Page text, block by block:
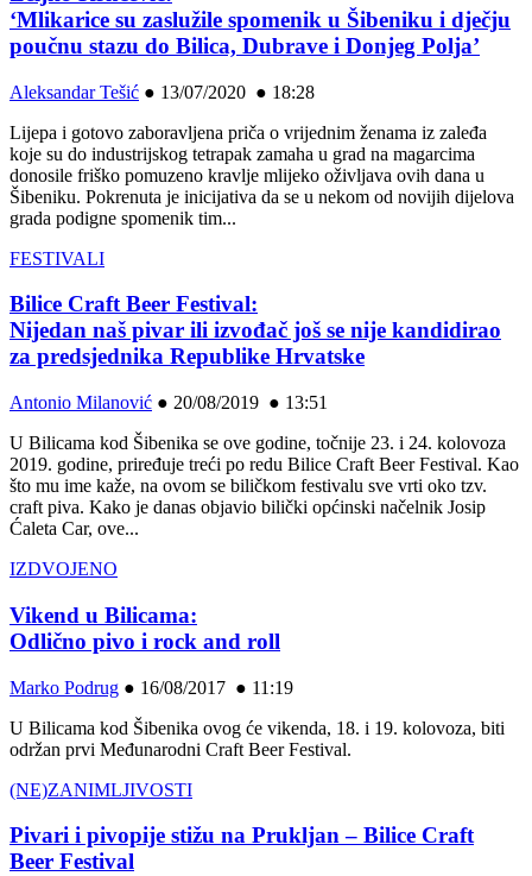
‘Mlikarice su zaslužile spomenik u Šibeniku i dječju
poučnu stazu do Bilica, Dubrave i Donjeg Polja’
Aleksandar Tešić ● 13/07/2020 ● 18:28
Lijepa i gotovo zaboravljena priča o vrijednim ženama iz zaleđa
koje su do industrijskog tetrapak zamaha u grad na magarcima
donosile friško pomuzeno kravlje mlijeko oživljava ovih dana u
Šibeniku. Pokrenuta je inicijativa da se u nekom od novijih dijelova
grada podigne spomenik tim...
FESTIVALI
Bilice Craft Beer Festival:
Nijedan naš pivar ili izvođač još se nije kandidirao
za predsjednika Republike Hrvatske
Antonio Milanović ● 20/08/2019 ● 13:51
U Bilicama kod Šibenika se ove godine, točnije 23. i 24. kolovoza
2019. godine, priređuje treći po redu Bilice Craft Beer Festival. Kao
što mu ime kaže, na ovom se biličkom festivalu sve vrti oko tzv.
craft piva. Kako je danas objavio bilički općinski načelnik Josip
Ćaleta Car, ove...
IZDVOJENO
Vikend u Bilicama:
Odlično pivo i rock and roll
Marko Podrug ● 16/08/2017 ● 11:19
U Bilicama kod Šibenika ovog će vikenda, 18. i 19. kolovoza, biti
održan prvi Međunarodni Craft Beer Festival.
(NE)ZANIMLJIVOSTI
Pivari i pivopije stižu na Prukljan – Bilice Craft
Beer Festival